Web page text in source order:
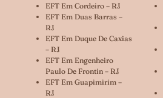
EFT Em Cordeiro – RJ
EFT Em Duas Barras –
RJ
EFT Em Duque De Caxias
– RJ
EFT Em Engenheiro
Paulo De Frontin – RJ
EFT Em Guapimirim –
RJ